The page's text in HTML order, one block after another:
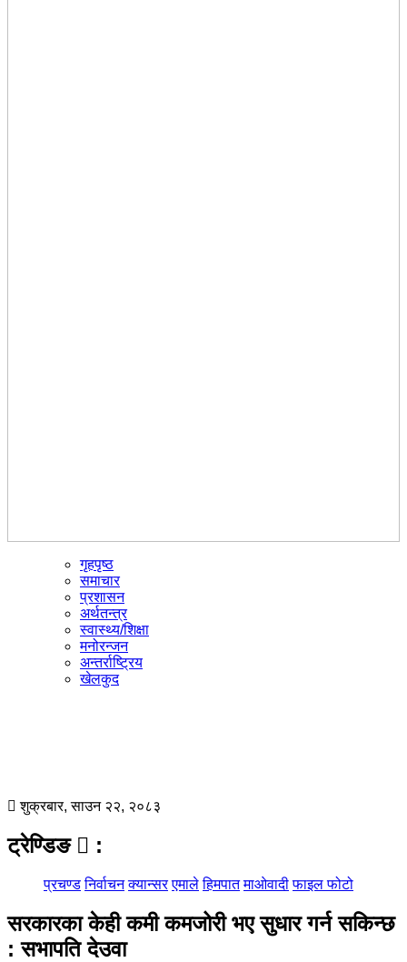
गृहपृष्ठ
समाचार
प्रशासन
अर्थतन्त्र
स्वास्थ्य/शिक्षा
मनोरन्जन
अन्तर्राष्ट्रिय
खेलकुद
शुक्रबार, साउन २२, २०८३
ट्रेण्डिङ :
प्रचण्ड निर्वाचन क्यान्सर एमाले हिमपात माओवादी फाइल फोटो
सरकारका केही कमी कमजोरी भए सुधार गर्न सकिन्छ
: सभापति देउवा